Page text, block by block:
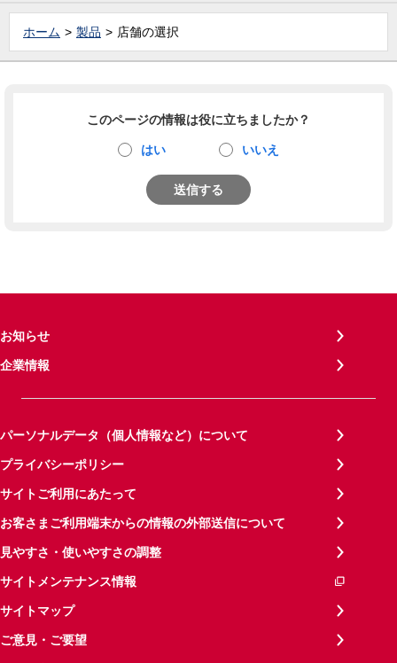
ホーム 製品 店舗の選択
このページの情報は役に立ちましたか？
はい いいえ
送信する
お知らせ
企業情報
パーソナルデータ（個人情報など）について
プライバシーポリシー
サイトご利用にあたって
お客さまご利用端末からの情報の外部送信について
見やすさ・使いやすさの調整
サイトメンテナンス情報
サイトマップ
ご意見・ご要望